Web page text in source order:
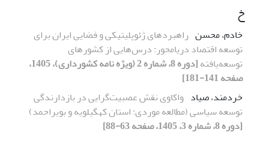
خ
خادم، محسن راهبردهای ژئوپلیتیکی و فضایی ایران برای
توسعه اقتصاد دریامحور: درس‌هایی از کشورهای
توسعه‌یافته
[دوره 8، شماره 2 (ویژه نامه کشورداری)، 1405،
صفحه 141-181]
خردمند، صیاد واکاوی نقش عصبیت‌گرایی در بازدارندگی
توسعه سیاسی(مطالعه موردی: استان کهگیلویه و بویراحمد)
[دوره 8، شماره 3، 1405، صفحه 63-88]